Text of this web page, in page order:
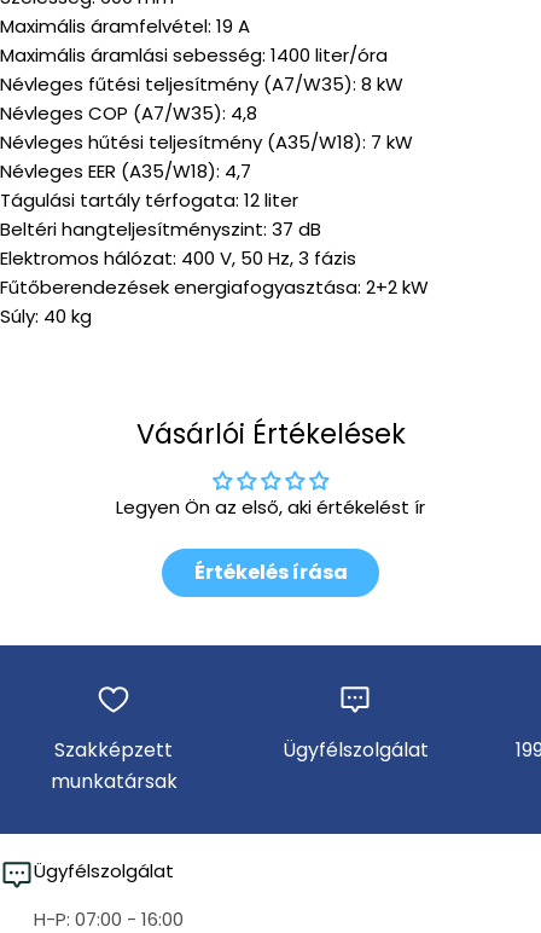
Maximális áramfelvétel: 19 A
Maximális áramlási sebesség: 1400 liter/óra
Névleges fűtési teljesítmény (A7/W35): 8 kW
Névleges COP (A7/W35): 4,8
Névleges hűtési teljesítmény (A35/W18): 7 kW
Névleges EER (A35/W18): 4,7
Tágulási tartály térfogata: 12 liter
Beltéri hangteljesítményszint: 37 dB
Elektromos hálózat: 400 V, 50 Hz, 3 fázis
Fűtőberendezések energiafogyasztása: 2+2 kW
Súly: 40 kg
Vásárlói Értékelések
Legyen Ön az első, aki értékelést ír
Értékelés írása
Szakképzett
munkatársak
Ügyfélszolgálat
Ügyfélszolgálat
H-P: 07:00 - 16:00